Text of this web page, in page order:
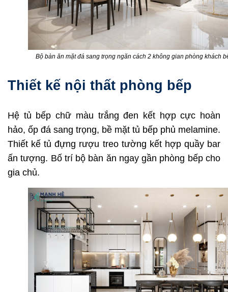
Bộ bàn ăn mặt đá sang trọng ngăn cách 2 không gian phòng khách
Thiết kế nội thất phòng bếp
Hệ tủ bếp chữ màu trắng đen kết hợp cực hoàn
hảo, ốp đá sang trọng, bề mặt tủ bếp phủ melamine.
Thiết kế tủ đựng rượu treo tường kết hợp quầy bar
ấn tượng. Bố trí bộ bàn ăn ngay gần phòng bếp cho
gia chủ.